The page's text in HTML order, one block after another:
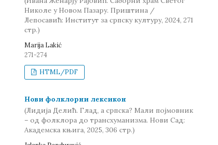
Николе у Новом Пазару. Приштина /
Лепосавић: Институт за српску културу, 2024, 271
стр.)
Marija Lakić
271-274
HTML/PDF
Нови фолклорни лексикон
(Лидија Делић. Глад, а српска? Мали појмовник
– од фолклора до трансхуманизма. Нови Сад:
Академска књига, 2025, 306 стр.)